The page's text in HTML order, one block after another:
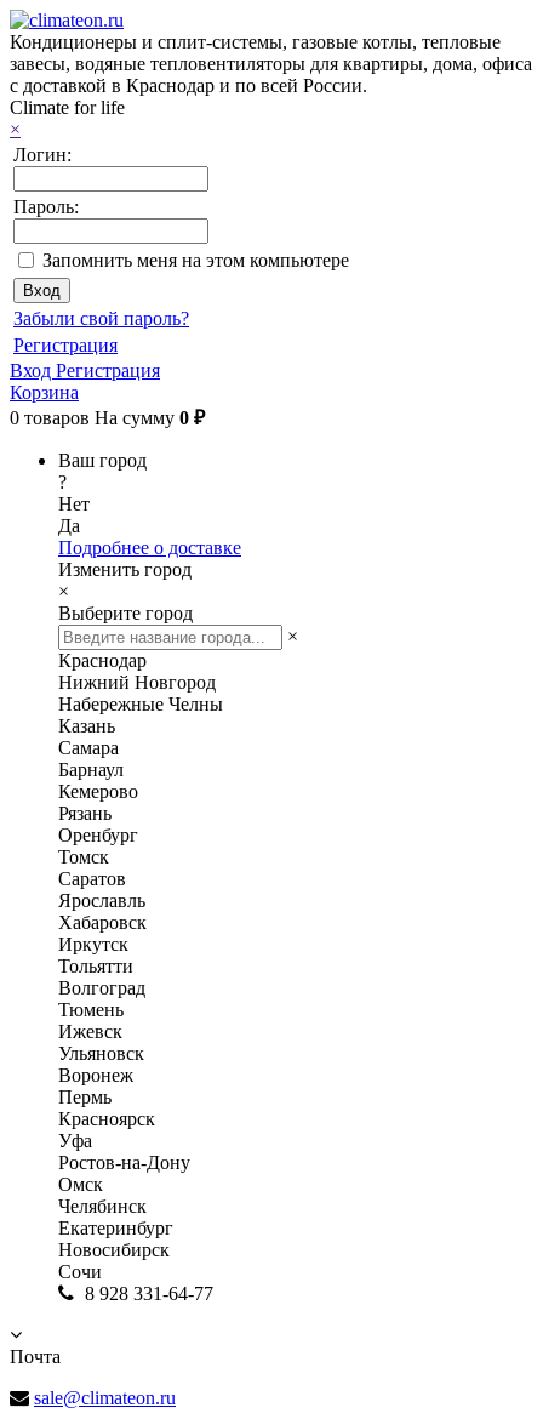
Кондиционеры и сплит-системы, газовые котлы, тепловые
завесы, водяные тепловентиляторы для квартиры, дома, офиса
с доставкой в Краснодар и по всей России.
Climate for life
×
Логин:
Пароль:
Запомнить меня на этом компьютере
Забыли свой пароль?
Регистрация
Вход Регистрация
Корзина
0 товаров На сумму 0 ₽
Ваш город
?
Нет
Да
Подробнее о доставке
Изменить город
×
Выберите город
×
Краснодар
Нижний Новгород
Набережные Челны
Казань
Самара
Барнаул
Кемерово
Рязань
Оренбург
Томск
Саратов
Ярославль
Хабаровск
Иркутск
Тольятти
Волгоград
Тюмень
Ижевск
Ульяновск
Воронеж
Пермь
Красноярск
Уфа
Ростов-на-Дону
Омск
Челябинск
Екатеринбург
Новосибирск
Сочи
8 928 331-64-77
Почта
sale@climateon.ru